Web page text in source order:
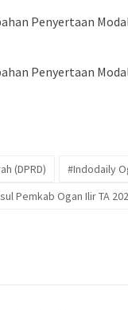
Penyertaan
Penyertaan
(DPRD)
#Indodaily
Pemkab Ogan Ilir TA